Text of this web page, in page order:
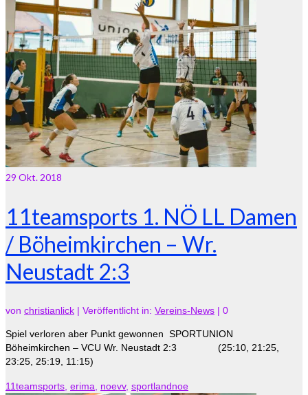
29 Okt. 2018
11teamsports 1. NÖ LL Damen
/ Böheimkirchen – Wr.
Neustadt 2:3
von christianlick | Veröffentlicht in: Vereins-News | 0
Spiel verloren aber Punkt gewonnen SPORTUNION
Böheimkirchen – VCU Wr. Neustadt 2:3 (25:10, 21:25,
23:25, 25:19, 11:15)
11teamsports erima noevv, sportlandnoe